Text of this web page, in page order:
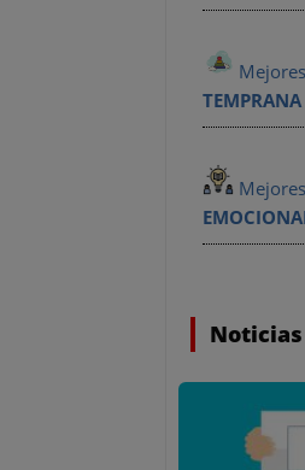
TEMPRANA